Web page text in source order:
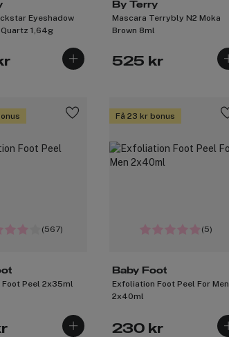
Eyeshadow
1,64g
By Terry
Mascara Terrybly N2 Moka
Brown 8ml
525 kr
(567)
Peel 2x35ml
Få 23 kr bonus
(5)
Baby Foot
Exfoliation Foot Peel For Men
2x40ml
230 kr